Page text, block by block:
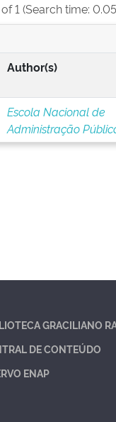
1 (Search time:
Author(s)
Escola Nacional de
Administração
GRACILIANO
DE CONTEÚDO
ENAP